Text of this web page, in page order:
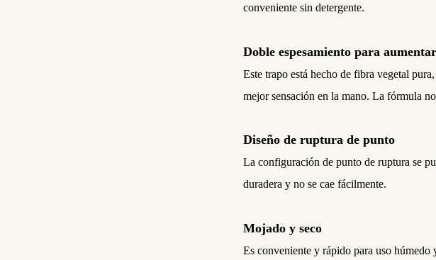
conveniente sin detergente.
Doble espesamiento para aumentar
Este trapo está hecho de fibra vegetal
mejor sensación en la mano. La fórmula
Diseño de ruptura de punto
La configuración de punto de ruptura se
duradera y no se cae fácilmente.
Mojado y seco
Es conveniente y rápido para uso húmedo